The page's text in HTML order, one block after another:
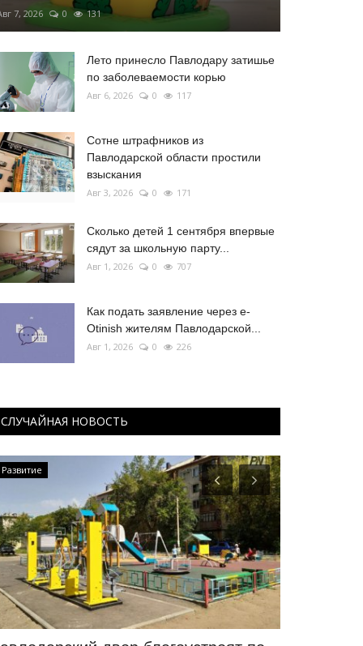
7, 2026 0 131
Лето принесло Павлодару затишье
по заболеваемости корью
Авг 6, 2026 0 117
Сотне штрафников из
Павлодарской области простили
взыскания
Авг 3, 2026 0 171
Сколько детей 1 сентября впервые
сядут за школьную парту...
Авг 1, 2026 0 707
Как подать заявление через e-
Otinish жителям Павлодарской...
Авг 1, 2026 0 226
СЛУЧАЙНАЯ НОВОСТЬ
Развитие